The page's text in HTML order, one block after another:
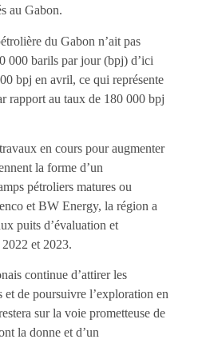
au Gabon.
du Gabon n’ait pas
000 barils par jour (bpj) d’ici
bpj en avril, ce qui représente
rapport au taux de 180 000 bpj
en cours pour augmenter
la forme d’un
pétroliers matures ou
et BW Energy, la région a
puits d’évaluation et
et 2023.
continue d’attirer les
et de poursuivre l’exploration en
sur la voie prometteuse de
la donne et d’un